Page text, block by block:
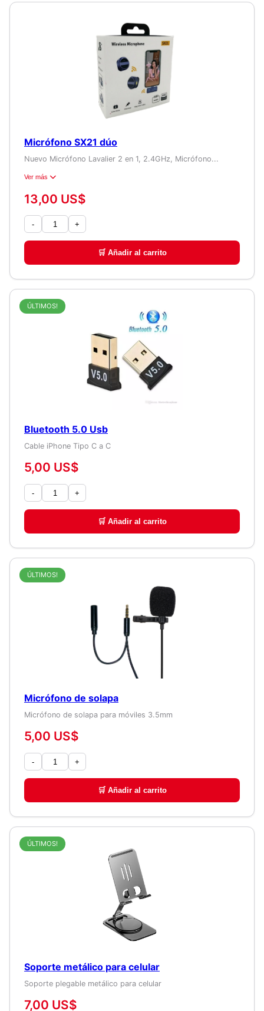
Micrófono SX21 dúo
Nuevo Micrófono Lavalier 2 en 1, 2.4GHz, Micrófono...
Ver más
13,00 US$
- +
🛒 Añadir al carrito
ÚLTIMOS!
Bluetooth 5.0 Usb
Cable iPhone Tipo C a C
5,00 US$
- +
🛒 Añadir al carrito
ÚLTIMOS!
Micrófono de solapa
Micrófono de solapa para móviles 3.5mm
5,00 US$
- +
🛒 Añadir al carrito
ÚLTIMOS!
Soporte metálico para celular
Soporte plegable metálico para celular
7,00 US$